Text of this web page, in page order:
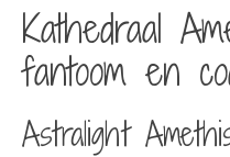
Kathedraal
fantoom en
Astralight